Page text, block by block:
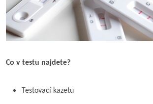
Co v testu najdete?
Testovací kazetu